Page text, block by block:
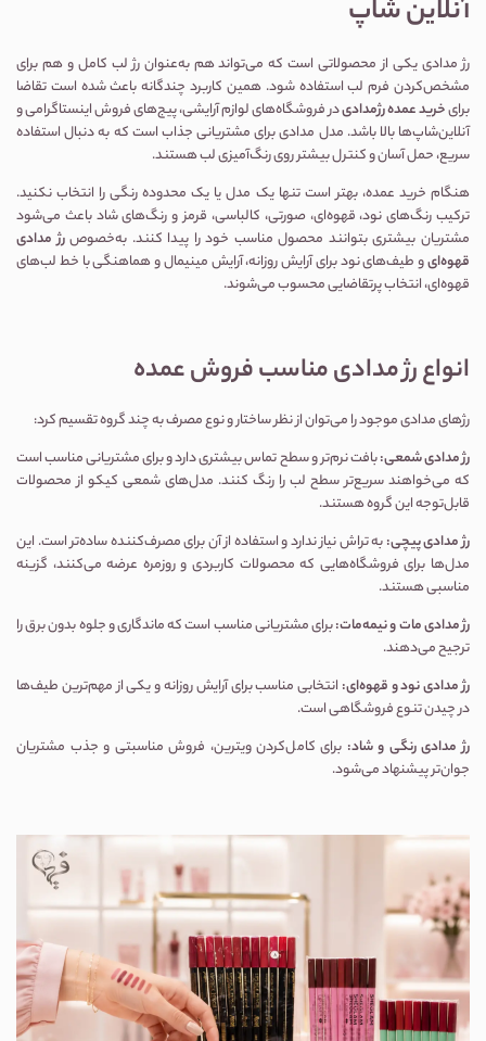
آنلاین‌ شاپ
رژ مدادی یکی از محصولاتی است که می‌تواند هم به‌عنوان رژ لب کامل و هم برای
مشخص‌کردن فرم لب استفاده شود. همین کاربرد چندگانه باعث شده است تقاضا
برایخرید عمده رژمدادیدر فروشگاه‌های لوازم آرایشی، پیج‌های فروش اینستاگرامی و
آنلاین‌شاپ‌ها بالا باشد. مدل مدادی برای مشتریانی جذاب است که به دنبال استفاده
سریع، حمل آسان و کنترل بیشتر روی رنگ‌آمیزی لب هستند.
هنگام خرید عمده، بهتر است تنها یک مدل یا یک محدوده رنگی را انتخاب نکنید.
ترکیب رنگ‌های نود، قهوه‌ای، صورتی، کالباسی، قرمز و رنگ‌های شاد باعث می‌شود
مشتریان بیشتری بتوانند محصول مناسب خود را پیدا کنند. به‌خصوصرژ مدادی
قهوه‌ایو طیف‌های نود برای آرایش روزانه، آرایش مینیمال و هماهنگی با خط لب‌های
قهوه‌ای، انتخاب پرتقاضایی محسوب می‌شوند.
انواع رژ مدادی مناسب فروش عمده
رژهای مدادی موجود را می‌توان از نظر ساختار و نوع مصرف به چند گروه تقسیم کرد:
رژ مدادی شمعی:بافت نرم‌تر و سطح تماس بیشتری دارد و برای مشتریانی مناسب است
که می‌خواهند سریع‌تر سطح لب را رنگ کنند. مدل‌های شمعی کیکو از محصولات
قابل‌توجه این گروه هستند.
رژ مدادی پیچی:به تراش نیاز ندارد و استفاده از آن برای مصرف‌کننده ساده‌تر است. این
مدل‌ها برای فروشگاه‌هایی که محصولات کاربردی و روزمره عرضه می‌کنند، گزینه
مناسبی هستند.
رژ مدادی مات و نیمه‌مات:برای مشتریانی مناسب است که ماندگاری و جلوه بدون برق را
ترجیح می‌دهند.
رژ مدادی نود و قهوه‌ای: انتخابی مناسب برای آرایش روزانه و یکی از مهم‌ترین طیف‌ها
در چیدن تنوع فروشگاهی است.
رژ مدادی رنگی و شاد: برای کامل‌کردن ویترین، فروش مناسبتی و جذب مشتریان
جوان‌تر پیشنهاد می‌شود.